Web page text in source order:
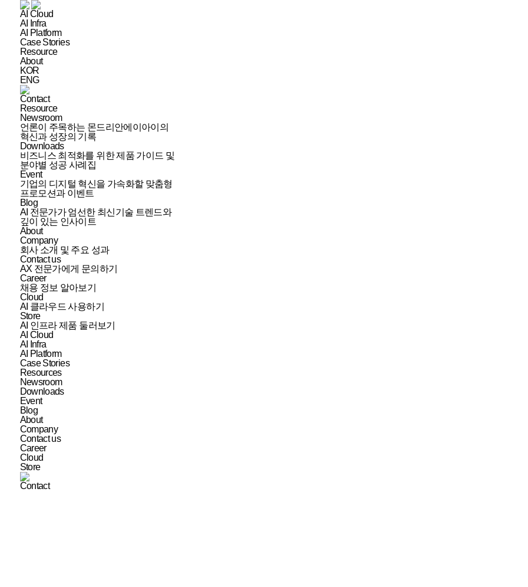
AI Cloud
AI Infra
AI Platform
Case Stories
Resource
About
KOR
ENG
Contact
Resource
Newsroom
언론이 주목하는 몬드리안에이아이의
혁신과 성장의 기록
Downloads
비즈니스 최적화를 위한 제품 가이드 및
분야별 성공 사례집
Event
기업의 디지털 혁신을 가속화할 맞춤형
프로모션과 이벤트
Blog
AI 전문가가 엄선한 최신기술 트렌드와
깊이 있는 인사이트
About
Company
회사 소개 및 주요 성과
Contact us
AX 전문가에게 문의하기
Career
채용 정보 알아보기
Cloud
AI 클라우드 사용하기
Store
AI 인프라 제품 둘러보기
AI Cloud
AI Infra
AI Platform
Case Stories
Resources
Newsroom
Downloads
Event
Blog
About
Company
Contact us
Career
Cloud
Store
Contact